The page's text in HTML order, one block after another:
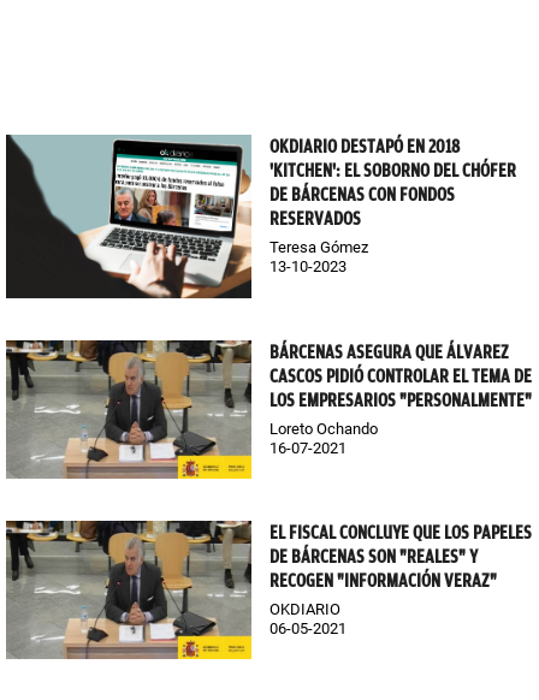
OKDIARIO DESTAPÓ EN 2018
'KITCHEN': EL SOBORNO DEL CHÓFER
DE BÁRCENAS CON FONDOS
RESERVADOS
Teresa Gómez
13-10-2023
BÁRCENAS ASEGURA QUE ÁLVAREZ
CASCOS PIDIÓ CONTROLAR EL TEMA DE
LOS EMPRESARIOS "PERSONALMENTE"
Loreto Ochando
16-07-2021
EL FISCAL CONCLUYE QUE LOS PAPELES
DE BÁRCENAS SON "REALES" Y
RECOGEN "INFORMACIÓN VERAZ"
OKDIARIO
06-05-2021